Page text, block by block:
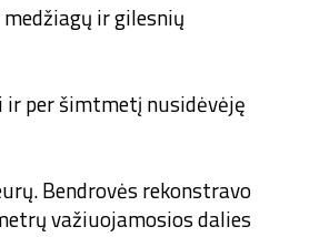
ir gilesnių
ir per šimtmetį nusidėvėję
Bendrovės rekonstravo
važiuojamosios dalies